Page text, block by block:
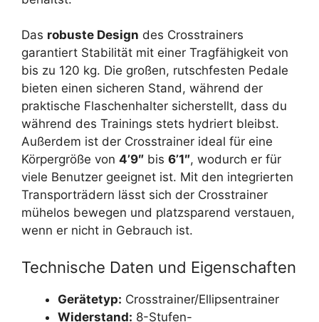
Das robuste Design des Crosstrainers
garantiert Stabilität mit einer Tragfähigkeit von
bis zu 120 kg. Die großen, rutschfesten Pedale
bieten einen sicheren Stand, während der
praktische Flaschenhalter sicherstellt, dass du
während des Trainings stets hydriert bleibst.
Außerdem ist der Crosstrainer ideal für eine
Körpergröße von 4’9″ bis 6’1″, wodurch er für
viele Benutzer geeignet ist. Mit den integrierten
Transporträdern lässt sich der Crosstrainer
mühelos bewegen und platzsparend verstauen,
wenn er nicht in Gebrauch ist.
Technische Daten und Eigenschaften
Gerätetyp: Crosstrainer/Ellipsentrainer
Widerstand: 8-Stufen-